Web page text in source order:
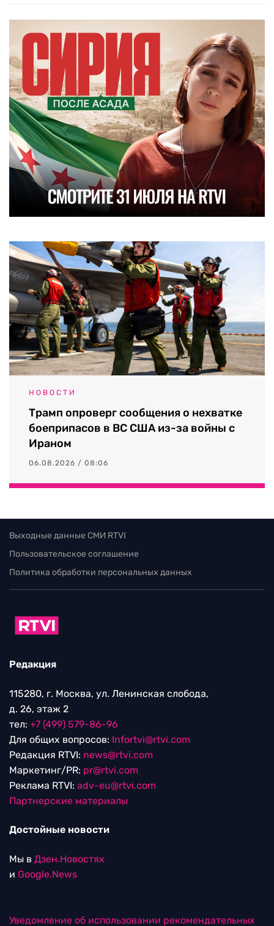
НОВОСТИ
Трамп опроверг сообщения о нехватке
боеприпасов в ВС США из-за войны с
Ираном
06.08.2026 / 08:06
Выходные данные СМИ RTVI
Пользовательское соглашение
Политика обработки персональных данных
Редакция
115280, г. Москва, ул. Ленинская слобода,
д. 26, этаж 2
тел: +7 (499) 579-86-96
Для общих вопросов: Infortvi@rtvi.com
Редакция RTVI: news@rtvi.com
Маркетинг/PR: pr@rtvi.com
Реклама RTVI: adv-eu@rtvi.com
Партнерские материалы
Достойные новости
Мы в Дзен.Новостях
и Google.News
Уведомление об использовании рекомендательных